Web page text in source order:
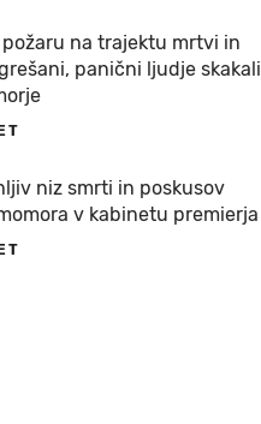
požaru na trajektu mrtvi in
panični ljudje skakali
niz smrti in poskusov
v kabinetu premierja